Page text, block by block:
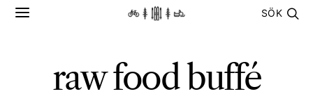
SÖK
raw food buffé